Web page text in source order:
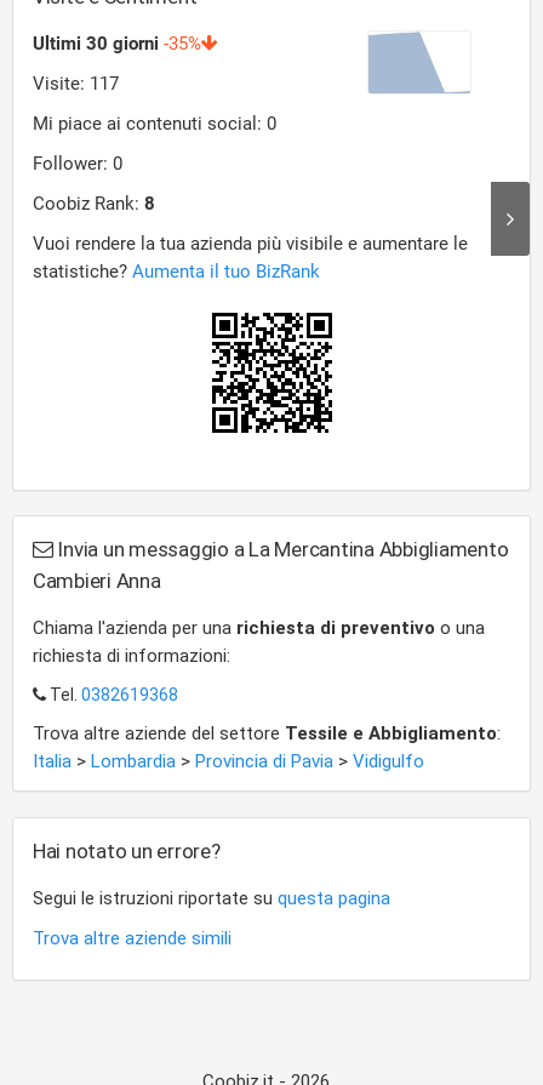
Invia un messaggio a La Mercantina Abbigliamento
Cambieri Anna
Chiama l'azienda per una richiesta di preventivo o una
richiesta di informazioni:
Tel. 0382619368
Trova altre aziende del settore Tessile e Abbigliamento:
Italia > Lombardia > Provincia di Pavia > Vidigulfo
Hai notato un errore?
Segui le istruzioni riportate su questa pagina
Trova altre aziende simili